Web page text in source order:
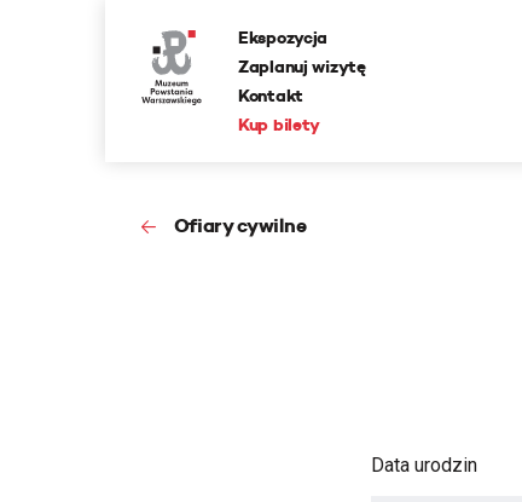
Ekspozycja
Zaplanuj wizytę
Kontakt
Kup bilety
Ofiary cywilne
Data urodzin